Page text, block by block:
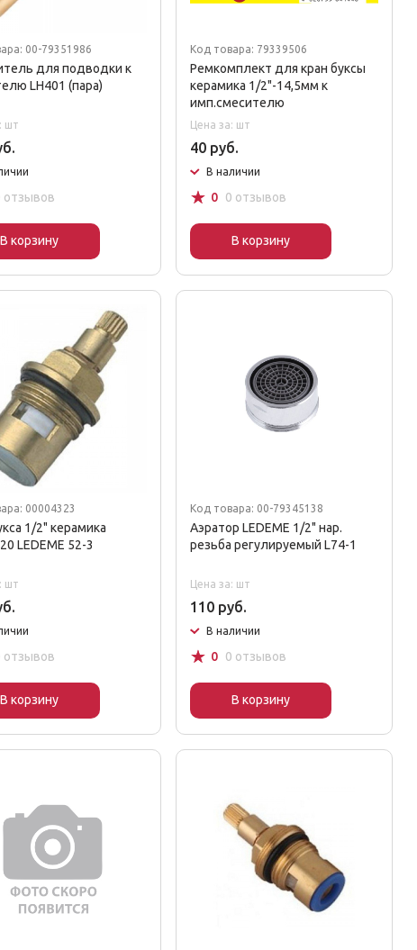
00-79351986
для подводки к
LH401 (пара)
шт
отзывов
В корзину
Код товара: 79339506
Ремкомплект для кран буксы
керамика 1/2"-14,5мм к
имп.смесителю
Цена за: шт
40 руб.
В наличии
☆ 0 0 отзывов
В корзину
00004323
1/2" керамика
LEDEME 52-3
шт
отзывов
В корзину
Код товара: 00-79345138
Аэратор LEDEME 1/2" нар.
резьба регулируемый L74-1
Цена за: шт
110 руб.
В наличии
☆ 0 0 отзывов
В корзину